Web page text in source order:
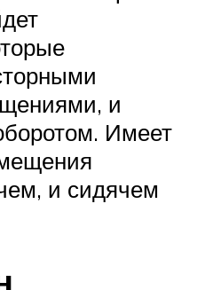
и
Имеет
и сидячем